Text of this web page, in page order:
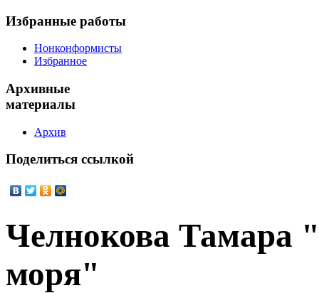
Избранные работы
Нонконформисты
Избранное
Архивные
материалы
Архив
Поделиться ссылкой
Челнокова Тамара
моря"